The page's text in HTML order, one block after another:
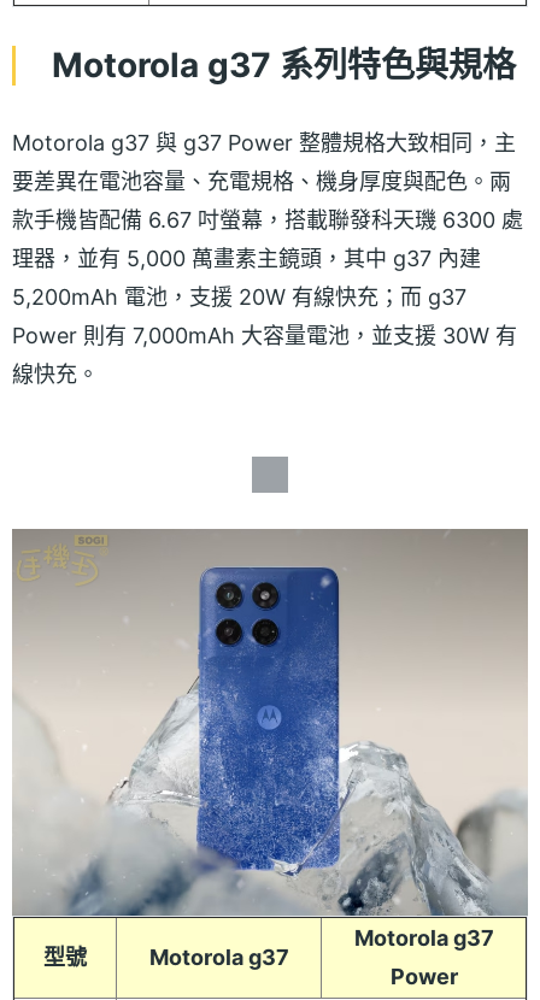
Motorola g37 系列特色與規格
Motorola g37 與 g37 Power 整體規格大致相同，主
要差異在電池容量、充電規格、機身厚度與配色。兩
款手機皆配備 6.67 吋螢幕，搭載聯發科天璣 6300 處
理器，並有 5,000 萬畫素主鏡頭，其中 g37 內建
5,200mAh 電池，支援 20W 有線快充；而 g37
Power 則有 7,000mAh 大容量電池，並支援 30W 有
線快充。
型號 Motorola g37
Motorola g37
Power